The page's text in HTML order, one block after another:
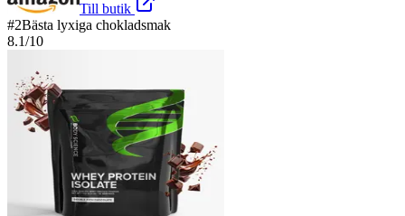
Till butik
#2Bästa lyxiga chokladsmak
8.1/10